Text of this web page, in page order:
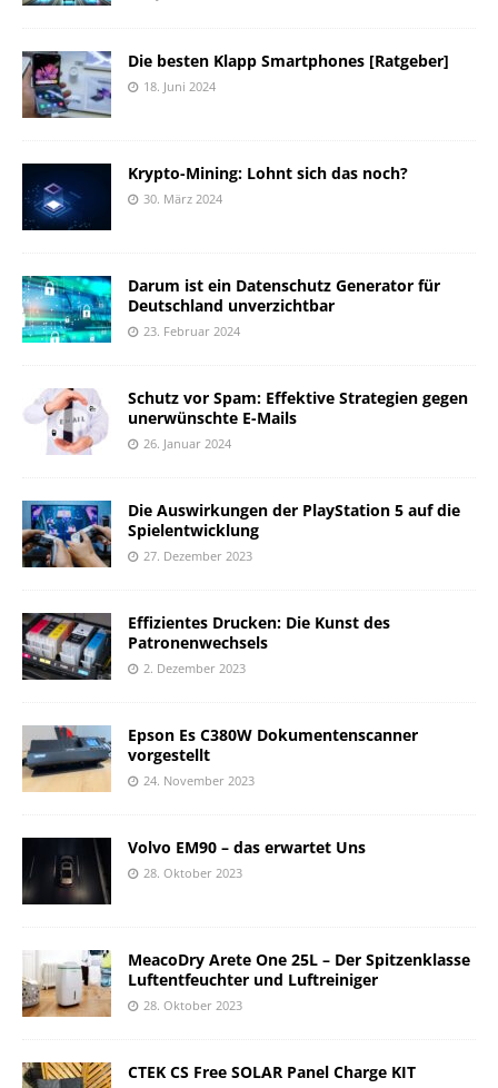
Die besten Klapp Smartphones [Ratgeber]
18. Juni 2024
Krypto-Mining: Lohnt sich das noch?
30. März 2024
Darum ist ein Datenschutz Generator für
Deutschland unverzichtbar
23. Februar 2024
Schutz vor Spam: Effektive Strategien gegen
unerwünschte E-Mails
26. Januar 2024
Die Auswirkungen der PlayStation 5 auf die
Spielentwicklung
27. Dezember 2023
Effizientes Drucken: Die Kunst des
Patronenwechsels
2. Dezember 2023
Epson Es C380W Dokumentenscanner
vorgestellt
24. November 2023
Volvo EM90 – das erwartet Uns
28. Oktober 2023
MeacoDry Arete One 25L – Der Spitzenklasse
Luftentfeuchter und Luftreiniger
28. Oktober 2023
CTEK CS Free SOLAR Panel Charge KIT